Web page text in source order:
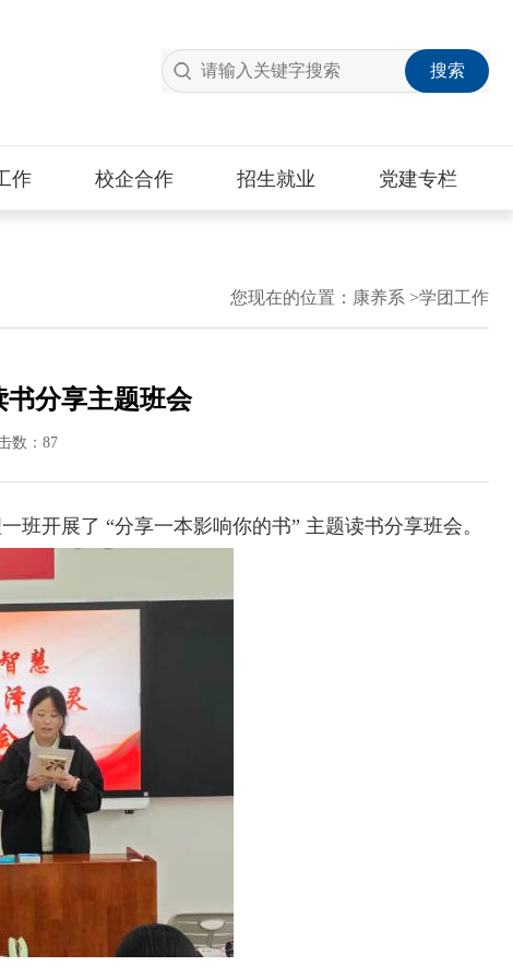
作 校企合作 招生就业 党建专栏
您现在的位置： 康养系 >学团工作
分享主题班会
数：87
开展了 “分享一本影响你的书” 主题读书分享班会。